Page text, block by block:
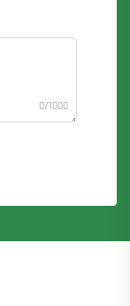
0/1000